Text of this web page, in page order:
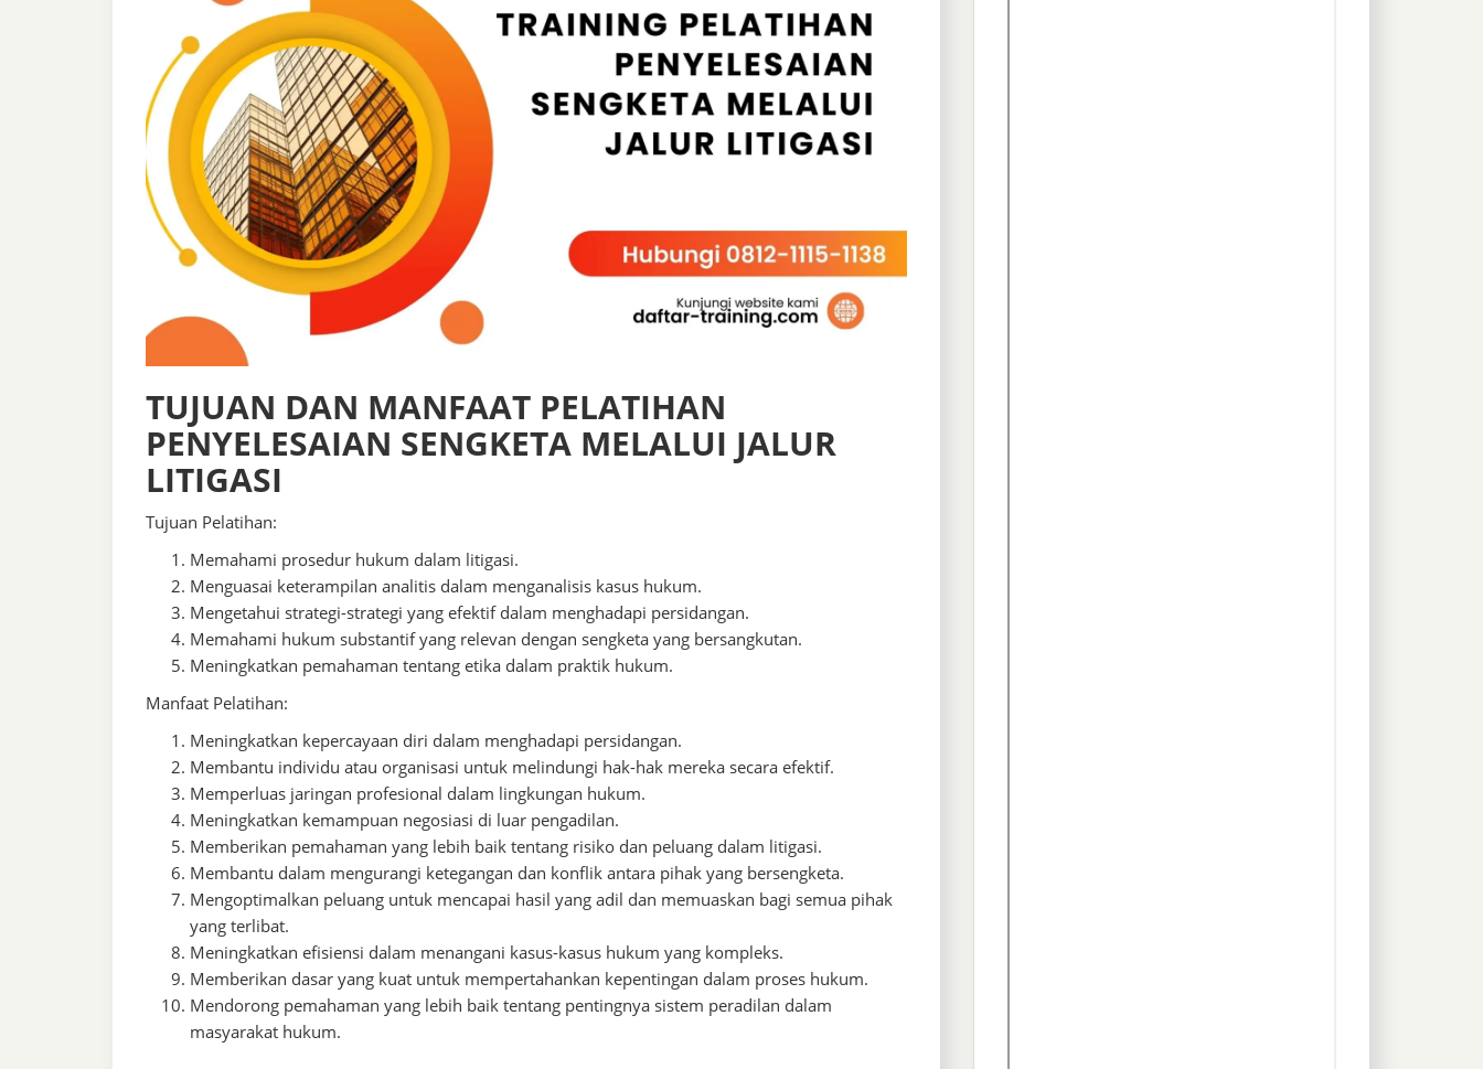
TUJUAN DAN MANFAAT PELATIHAN
PENYELESAIAN SENGKETA MELALUI JALUR
LITIGASI
Tujuan Pelatihan:
Memahami prosedur hukum dalam litigasi.
Menguasai keterampilan analitis dalam menganalisis kasus hukum.
Mengetahui strategi-strategi yang efektif dalam menghadapi persidangan.
Memahami hukum substantif yang relevan dengan sengketa yang bersangkutan.
Meningkatkan pemahaman tentang etika dalam praktik hukum.
Manfaat Pelatihan:
Meningkatkan kepercayaan diri dalam menghadapi persidangan.
Membantu individu atau organisasi untuk melindungi hak-hak mereka secara efektif.
Memperluas jaringan profesional dalam lingkungan hukum.
Meningkatkan kemampuan negosiasi di luar pengadilan.
Memberikan pemahaman yang lebih baik tentang risiko dan peluang dalam litigasi.
Membantu dalam mengurangi ketegangan dan konflik antara pihak yang bersengketa.
Mengoptimalkan peluang untuk mencapai hasil yang adil dan memuaskan bagi semua pihak
yang terlibat.
Meningkatkan efisiensi dalam menangani kasus-kasus hukum yang kompleks.
Memberikan dasar yang kuat untuk mempertahankan kepentingan dalam proses hukum.
Mendorong pemahaman yang lebih baik tentang pentingnya sistem peradilan dalam
masyarakat hukum.